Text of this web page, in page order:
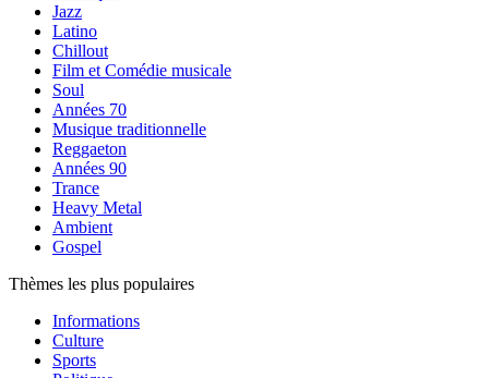
Jazz
Latino
Chillout
Film et Comédie musicale
Soul
Années 70
Musique traditionnelle
Reggaeton
Années 90
Trance
Heavy Metal
Ambient
Gospel
Thèmes les plus populaires
Informations
Culture
Sports